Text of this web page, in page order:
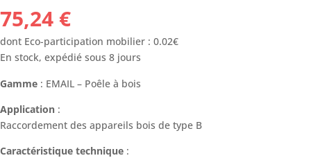
75,24 €
dont Eco-participation mobilier : 0.02€
En stock, expédié sous 8 jours
Gamme : EMAIL – Poêle à bois
Application :
Raccordement des appareils bois de type B
Caractéristique technique :